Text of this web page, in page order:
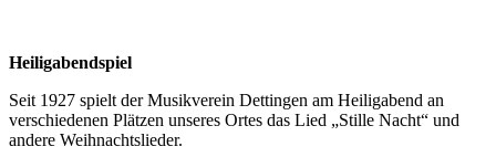
Heiligabendspiel
Seit 1927 spielt der Musikverein Dettingen am Heiligabend an
verschiedenen Plätzen unseres Ortes das Lied „Stille Nacht“ und
andere Weihnachtslieder.